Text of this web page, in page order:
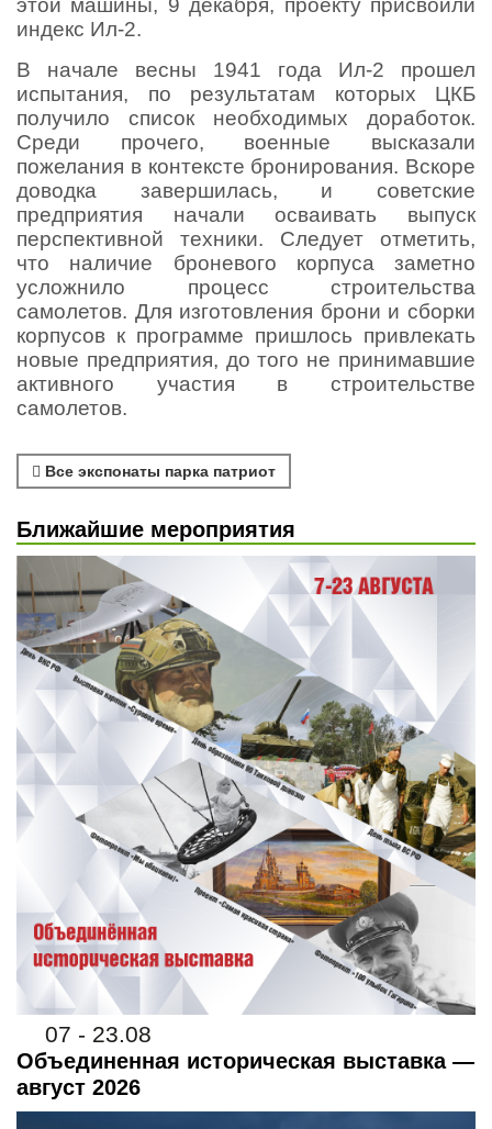
этой машины, 9 декабря, проекту присвоили
индекс Ил-2.
В начале весны 1941 года Ил-2 прошел
испытания, по результатам которых ЦКБ
получило список необходимых доработок.
Среди прочего, военные высказали
пожелания в контексте бронирования. Вскоре
доводка завершилась, и советские
предприятия начали осваивать выпуск
перспективной техники. Следует отметить,
что наличие броневого корпуса заметно
усложнило процесс строительства
самолетов. Для изготовления брони и сборки
корпусов к программе пришлось привлекать
новые предприятия, до того не принимавшие
активного участия в строительстве
самолетов.
Все экспонаты парка патриот
Ближайшие мероприятия
07 - 23.08
Объединенная историческая выставка —
август 2026